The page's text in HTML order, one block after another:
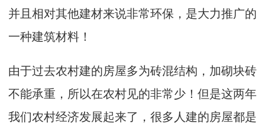
并且相对其他建材来说非常环保，是大力推广的
一种建筑材料！
由于过去农村建的房屋多为砖混结构，加砌块砖
不能承重，所以在农村见的非常少！但是这两年
我们农村经济发展起来了，很多人建的房屋都是